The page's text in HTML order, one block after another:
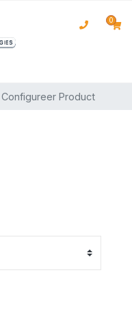
0
Configureer Product